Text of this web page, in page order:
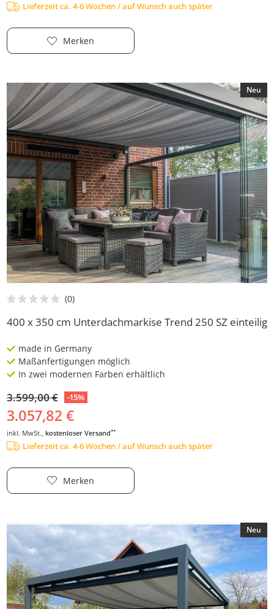
Lieferzeit ca. 4-6 Wochen / auf Wunsch auch später
Merken
Neu
400 x 350 cm Unterdachmarkise Trend 250 SZ einteilig
made in Germany
Maßanfertigungen möglich
In zwei modernen Farben erhältlich
3.599,00 € -15%
3.057,82 €
inkl. MwSt., kostenloser Versand**
Lieferzeit ca. 4-6 Wochen / auf Wunsch auch später
Merken
Neu